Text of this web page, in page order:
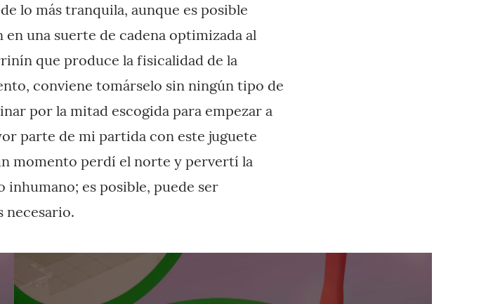
lo más tranquila, aunque es posible
una suerte de cadena optimizada al
que produce la fisicalidad de la
conviene tomárselo sin ningún tipo de
por la mitad escogida para empezar a
parte de mi partida con este juguete
momento perdí el norte y pervertí la
inhumano; es posible, puede ser
necesario.